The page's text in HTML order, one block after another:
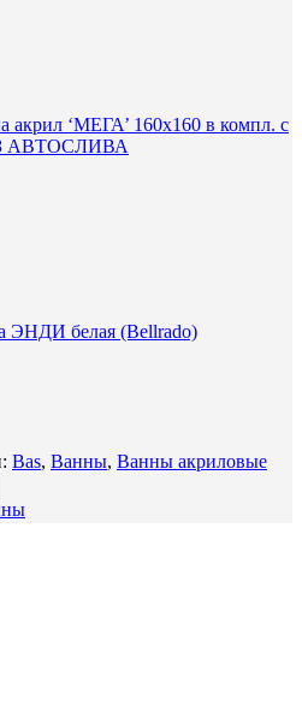
акрил ‘МЕГА’ 160х160 в компл. с
АВТОСЛИВА
ЭНДИ белая (Bellrado)
Bas, Ванны, Ванны акриловые